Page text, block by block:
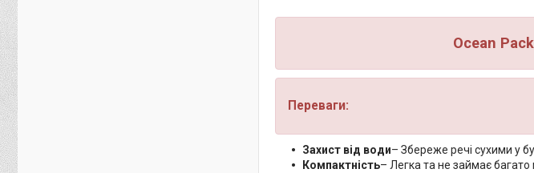
Ocean
Переваги:
Захист від води– Збереже речі сухими у
Компактність– Легка та не займає багато